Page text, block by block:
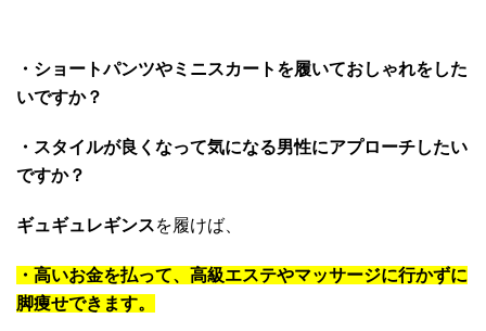
・ショートパンツやミニスカートを履いておしゃれをした
いですか？
・スタイルが良くなって気になる男性にアプローチしたい
ですか？
ギュギュレギンスを履けば、
・高いお金を払って、高級エステやマッサージに行かずに
脚痩せできます。